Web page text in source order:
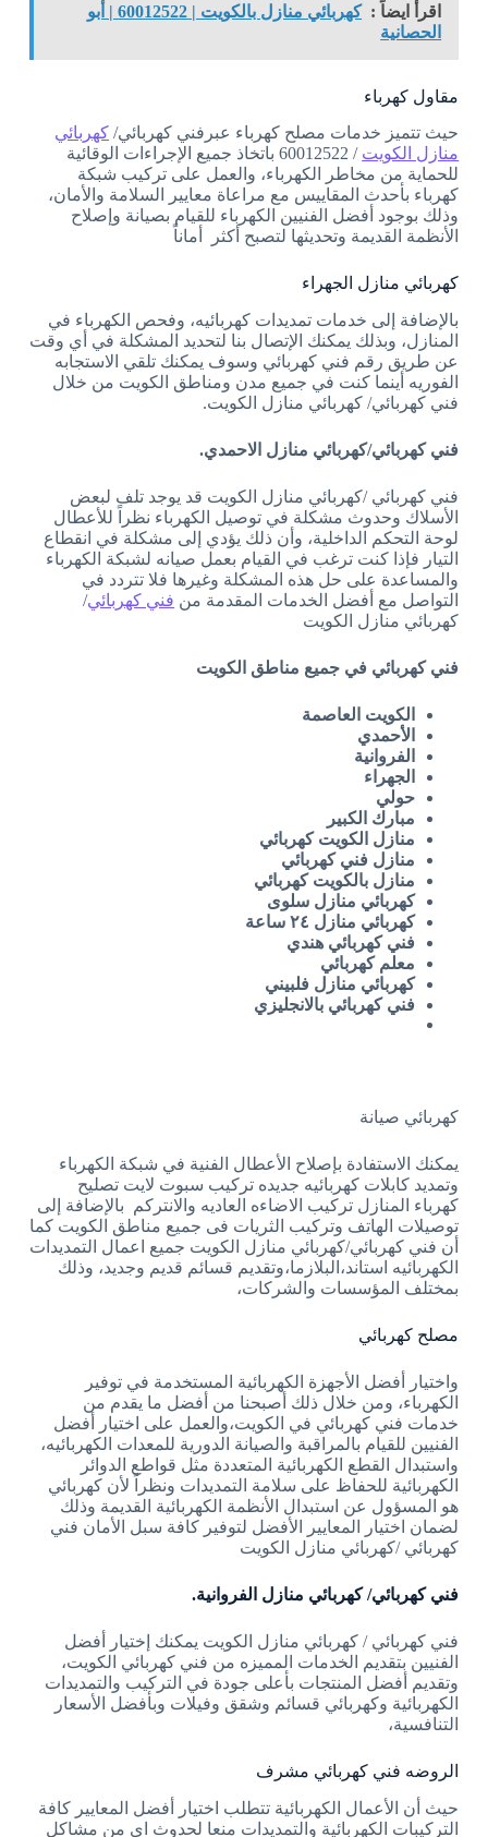
اقرأ ايضاً :
كهربائي منازل بالكويت | 60012522 | أبو
الحصانية
مقاول كهرباء
حيث تتميز خدمات مصلح كهرباء عبرفني كهربائي/ كهربائي
منازل الكويت
/ 60012522 باتخاذ جميع الإجراءات الوقائية
للحماية من مخاطر الكهرباء، والعمل على تركيب شبكة
كهرباء بأحدث المقاييس مع مراعاة معايير السلامة والأمان،
وذلك بوجود أفضل الفنيين الكهرباء للقيام بصيانة وإصلاح
الأنظمة القديمة وتحديثها لتصبح أكثر أماناً
كهربائي منازل الجهراء
بالإضافة إلى خدمات تمديدات كهربائيه، وفحص الكهرباء في
المنازل، وبذلك يمكنك الإتصال بنا لتحديد المشكلة في أي وقت
عن طريق رقم فني كهربائي وسوف يمكنك تلقي الاستجابه
الفوريه أينما كنت في جميع مدن ومناطق الكويت من خلال
فني كهربائي/ كهربائي منازل الكويت.
فني كهربائي/كهربائي منازل الاحمدي.
فني كهربائي /كهربائي منازل الكويت قد يوجد تلف لبعض
الأسلاك وحدوث مشكلة في توصيل الكهرباء نظراً للأعطال
لوحة التحكم الداخلية، وأن ذلك يؤدي إلى مشكلة في انقطاع
التيار فإذا كنت ترغب في القيام بعمل صيانه لشبكة الكهرباء
والمساعدة على حل هذه المشكلة وغيرها فلا تتردد في
التواصل مع أفضل الخدمات المقدمة من فني كهربائي/
كهربائي منازل الكويت
فني كهربائي في جميع مناطق الكويت
الكويت العاصمة
الأحمدي
الفروانية
الجهراء
حولي
مبارك الكبير
منازل الكويت كهربائي
منازل فني كهربائي
منازل بالكويت كهربائي
كهربائي منازل سلوى
كهربائي منازل ٢٤ ساعة
فني كهربائي هندي
معلم كهربائي
كهربائي منازل فلبيني
فني كهربائي بالانجليزي
كهربائي صيانة
يمكنك الاستفادة بإصلاح الأعطال الفنية في شبكة الكهرباء
وتمديد كابلات كهربائيه جديده تركيب سبوت لايت تصليح
كهرباء المنازل تركيب الاضاءه العاديه والانتركم بالإضافة إلى
توصيلات الهاتف وتركيب الثريات فى جميع مناطق الكويت كما
أن فني كهربائي/كهربائي منازل الكويت جميع اعمال التمديدات
الكهربائيه استاند،البلازما،وتقديم قسائم قديم وجديد، وذلك
بمختلف المؤسسات والشركات،
مصلح كهربائي
واختيار أفضل الأجهزة الكهربائية المستخدمة في توفير
الكهرباء، ومن خلال ذلك أصبحنا من أفضل ما يقدم من
خدمات فني كهربائي في الكويت،والعمل على اختيار أفضل
الفنيين للقيام بالمراقبة والصيانة الدورية للمعدات الكهربائيه،
واستبدال القطع الكهربائية المتعددة مثل قواطع الدوائر
الكهربائية للحفاظ على سلامة التمديدات ونظراً لأن كهربائي
هو المسؤول عن استبدال الأنظمة الكهربائية القديمة وذلك
لضمان اختيار المعايير الأفضل لتوفير كافة سبل الأمان فني
كهربائي /كهربائي منازل الكويت
فني كهربائي/ كهربائي منازل الفروانية.
فني كهربائي / كهربائي منازل الكويت يمكنك إختيار أفضل
الفنيين بتقديم الخدمات المميزه من فني كهربائي الكويت،
وتقديم أفضل المنتجات بأعلى جودة في التركيب والتمديدات
الكهربائية وكهربائي قسائم وشقق وفيلات وبأفضل الأسعار
التنافسية،
الروضه فني كهربائي مشرف
حيث أن الأعمال الكهربائية تتطلب اختيار أفضل المعايير كافة
التركيبات الكهربائية والتمديدات منعا لحدوث اي من مشاكل